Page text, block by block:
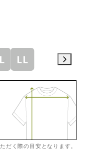
L LL
だく際の目安となります。